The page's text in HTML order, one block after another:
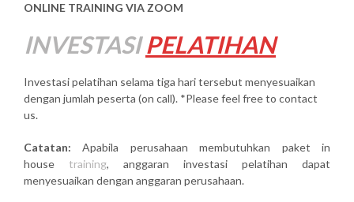
ONLINE TRAINING VIA ZOOM
INVESTASI PELATIHAN
Investasi pelatihan selama tiga hari tersebut menyesuaikan
dengan jumlah peserta (on call). *Please feel free to contact
us.
Catatan: Apabila perusahaan membutuhkan paket in
house training, anggaran investasi pelatihan dapat
menyesuaikan dengan anggaran perusahaan.